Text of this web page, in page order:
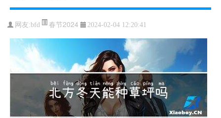
网友:bfd 春节2024 2024-02-04 12:20:41